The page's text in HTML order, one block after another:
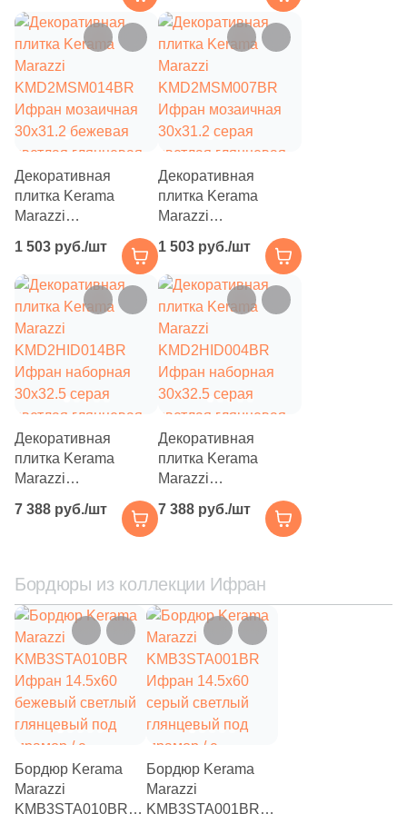
Поверхность
Матовая (1017)
Глазурованная (19
Глазурованная матовая (94)
Глянцевая (8)
Лаппатированная ( )
Натуральная (
Неполированная (72 )
Патинированная (20
Полированная (
Противоскользящая ( 243)
Рельефная (84
Структурированная ( 54)
Белый (54)
Бирюзовый ( 54
Бордовый ( 54)
Голубой (54)
Горчичный (
Графит (54)
Желтый (54)
бежевая светлая
глянцевая под
мрамор / с
орнаментом
серая светлая
глянцевая под
мрамор / с
орнаментом
Декоративная
плитка Kerama
Marazzi
KMD2MSM014BR
Ифран мозаичная
30x31.2 бежевая
светлая глянцевая
под мрамор /
геометрия
1 503 руб./шт
Декоративная
плитка Kerama
Marazzi
KMD2MSM007BR
Ифран мозаичная
30x31.2 серая
светлая глянцевая
под мрамор /
геометрия
1 503 руб./шт
Декоративная
плитка Kerama
Marazzi
Ифран наборная
под мрамор / с
орнаментом
7 388 руб./шт
Декоративная
плитка Kerama
Marazzi
Ифран наборная
под мрамор / с
орнаментом
7 388 руб./шт
Бордюры из коллекции Ифран
Бордюр Kerama
Marazzi
KMB3STA010BR
Бордюр Kerama
Marazzi
KMB3STA001BR